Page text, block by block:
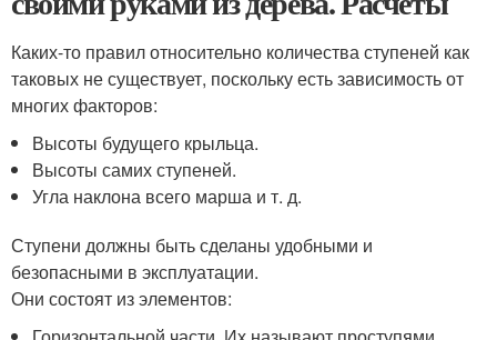
Каких-то правил относительно количества ступеней как
таковых не существует, поскольку есть зависимость от
многих факторов:
Высоты будущего крыльца.
Высоты самих ступеней.
Угла наклона всего марша и т. д.
Ступени должны быть сделаны удобными и
безопасными в эксплуатации.
Они состоят из элементов: